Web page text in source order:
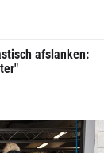
afslanken: